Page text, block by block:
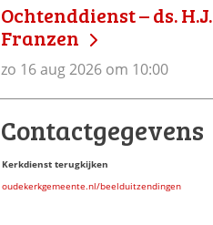
Ochtenddienst – ds. H.J.
Franzen
zo 16 aug 2026 om 10:00
Contactgegevens
Kerkdienst terugkijken
oudekerkgemeente.nl/beelduitzendingen